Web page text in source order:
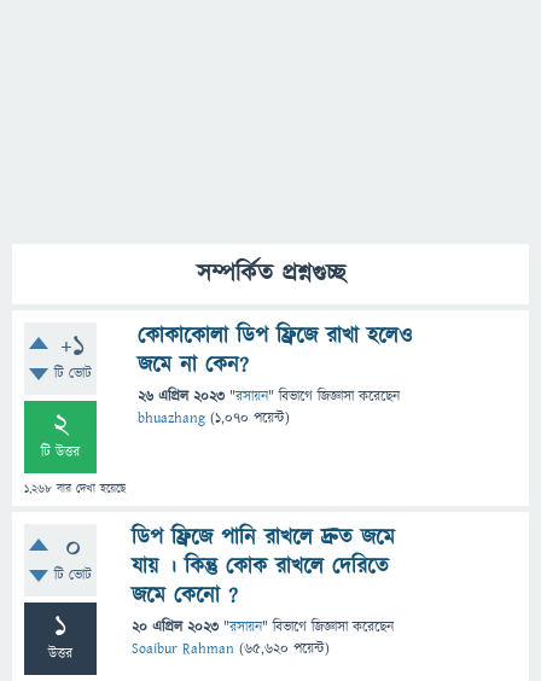
সম্পর্কিত প্রশ্নগুচ্ছ
+1
টি ভোট
2
টি উত্তর
1,268 বার দেখা হয়েছে
কোকাকোলা ডিপ ফ্রিজে রাখা হলেও
জমে না কেন?
26 এপ্রিল 2023 "রসায়ন" বিভাগে জিজ্ঞাসাকরেছেন
bhuazhang (1,070 পয়েন্ট)
0
টি ভোট
1
উত্তর
ডিপ ফ্রিজে পানি রাখলে দ্রুত জমে
যায় । কিন্তু কোক রাখলে দেরিতে
জমে কেনো ?
20 এপ্রিল 2023 "রসায়ন" বিভাগে জিজ্ঞাসাকরেছেন
Soaibur Rahman (65,620 পয়েন্ট)